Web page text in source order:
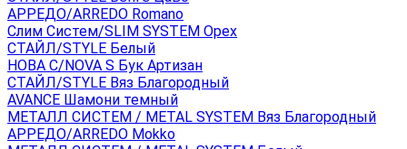
АРРЕДО/ARREDO Romano
Слим Систем/SLIM SYSTEM Орех
СТАЙЛ/STYLE Белый
НОВА С/NOVA S Бук Артизан
СТАЙЛ/STYLE Вяз Благородный
AVANCE Шамони темный
МЕТАЛЛ СИСТЕМ / METAL SYSTEM Вяз Благородный
АРРЕДО/ARREDO Mokko